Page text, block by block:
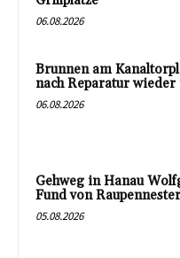
06.08.2026
Brunnen am
nach Reparatur
06.08.2026
Gehweg in Hanau
Fund von
05.08.2026